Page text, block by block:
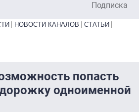
Подписка
НОВОСТИ КАНАЛОВ
СТАТЬИ
попасть
одноименной